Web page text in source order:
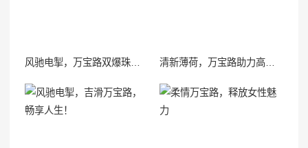
清新薄荷，万宝路助力高效工作！